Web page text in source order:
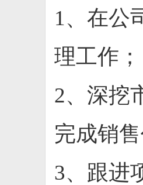
1、在公
理工作；
2、深挖
完成销
3、跟进